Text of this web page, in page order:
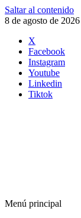
Saltar al contenido
8 de agosto de 2026
X
Facebook
Instagram
Youtube
Linkedin
Tiktok
Menú principal